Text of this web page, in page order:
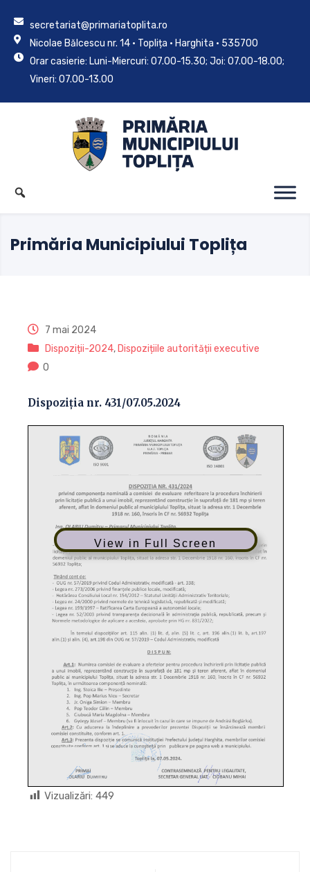
secretariat@primariatoplita.ro
Nicolae Bălcescu nr. 14 • Toplița • Harghita • 535700
Orar casierie: Luni-Miercuri: 07.00-15.30; Joi: 07.00-18.00;
Vineri: 07.00-13.00
Primăria Municipiului Toplița
7 mai 2024
Dispoziții-2024, Dispozițiile autorității executive
0
Dispoziția nr. 431/07.05.2024
View in Full Screen
Vizualizări: 449